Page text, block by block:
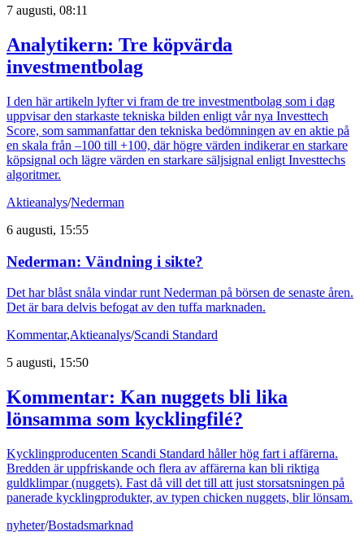
7 augusti, 08:11
Analytikern: Tre köpvärda
investmentbolag
I den här artikeln lyfter vi fram de tre investmentbolag som i dag
uppvisar den starkaste tekniska bilden enligt vår nya Investtech
Score, som sammanfattar den tekniska bedömningen av en aktie på
en skala från –100 till +100, där högre värden indikerar en starkare
köpsignal och lägre värden en starkare säljsignal enligt Investtechs
algoritmer.
Aktieanalys/Nederman
6 augusti, 15:55
Nederman: Vändning i sikte?
Det har blåst snåla vindar runt Nederman på börsen de senaste åren.
Det är bara delvis befogat av den tuffa marknaden.
Kommentar,Aktieanalys/Scandi Standard
5 augusti, 15:50
Kommentar: Kan nuggets bli lika
lönsamma som kycklingfilé?
Kycklingproducenten Scandi Standard håller hög fart i affärerna.
Bredden är uppfriskande och flera av affärerna kan bli riktiga
guldklimpar (nuggets). Fast då vill det till att just storsatsningen på
panerade kycklingprodukter, av typen chicken nuggets, blir lönsam.
nyheter/Bostadsmarknad